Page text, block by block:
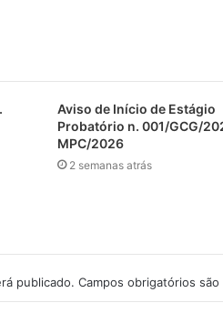
Aviso de Início de Estágio
Probatório n. 001/GCG/
MPC/2026
2 semanas atrás
publicado. Campos obrigatórios são